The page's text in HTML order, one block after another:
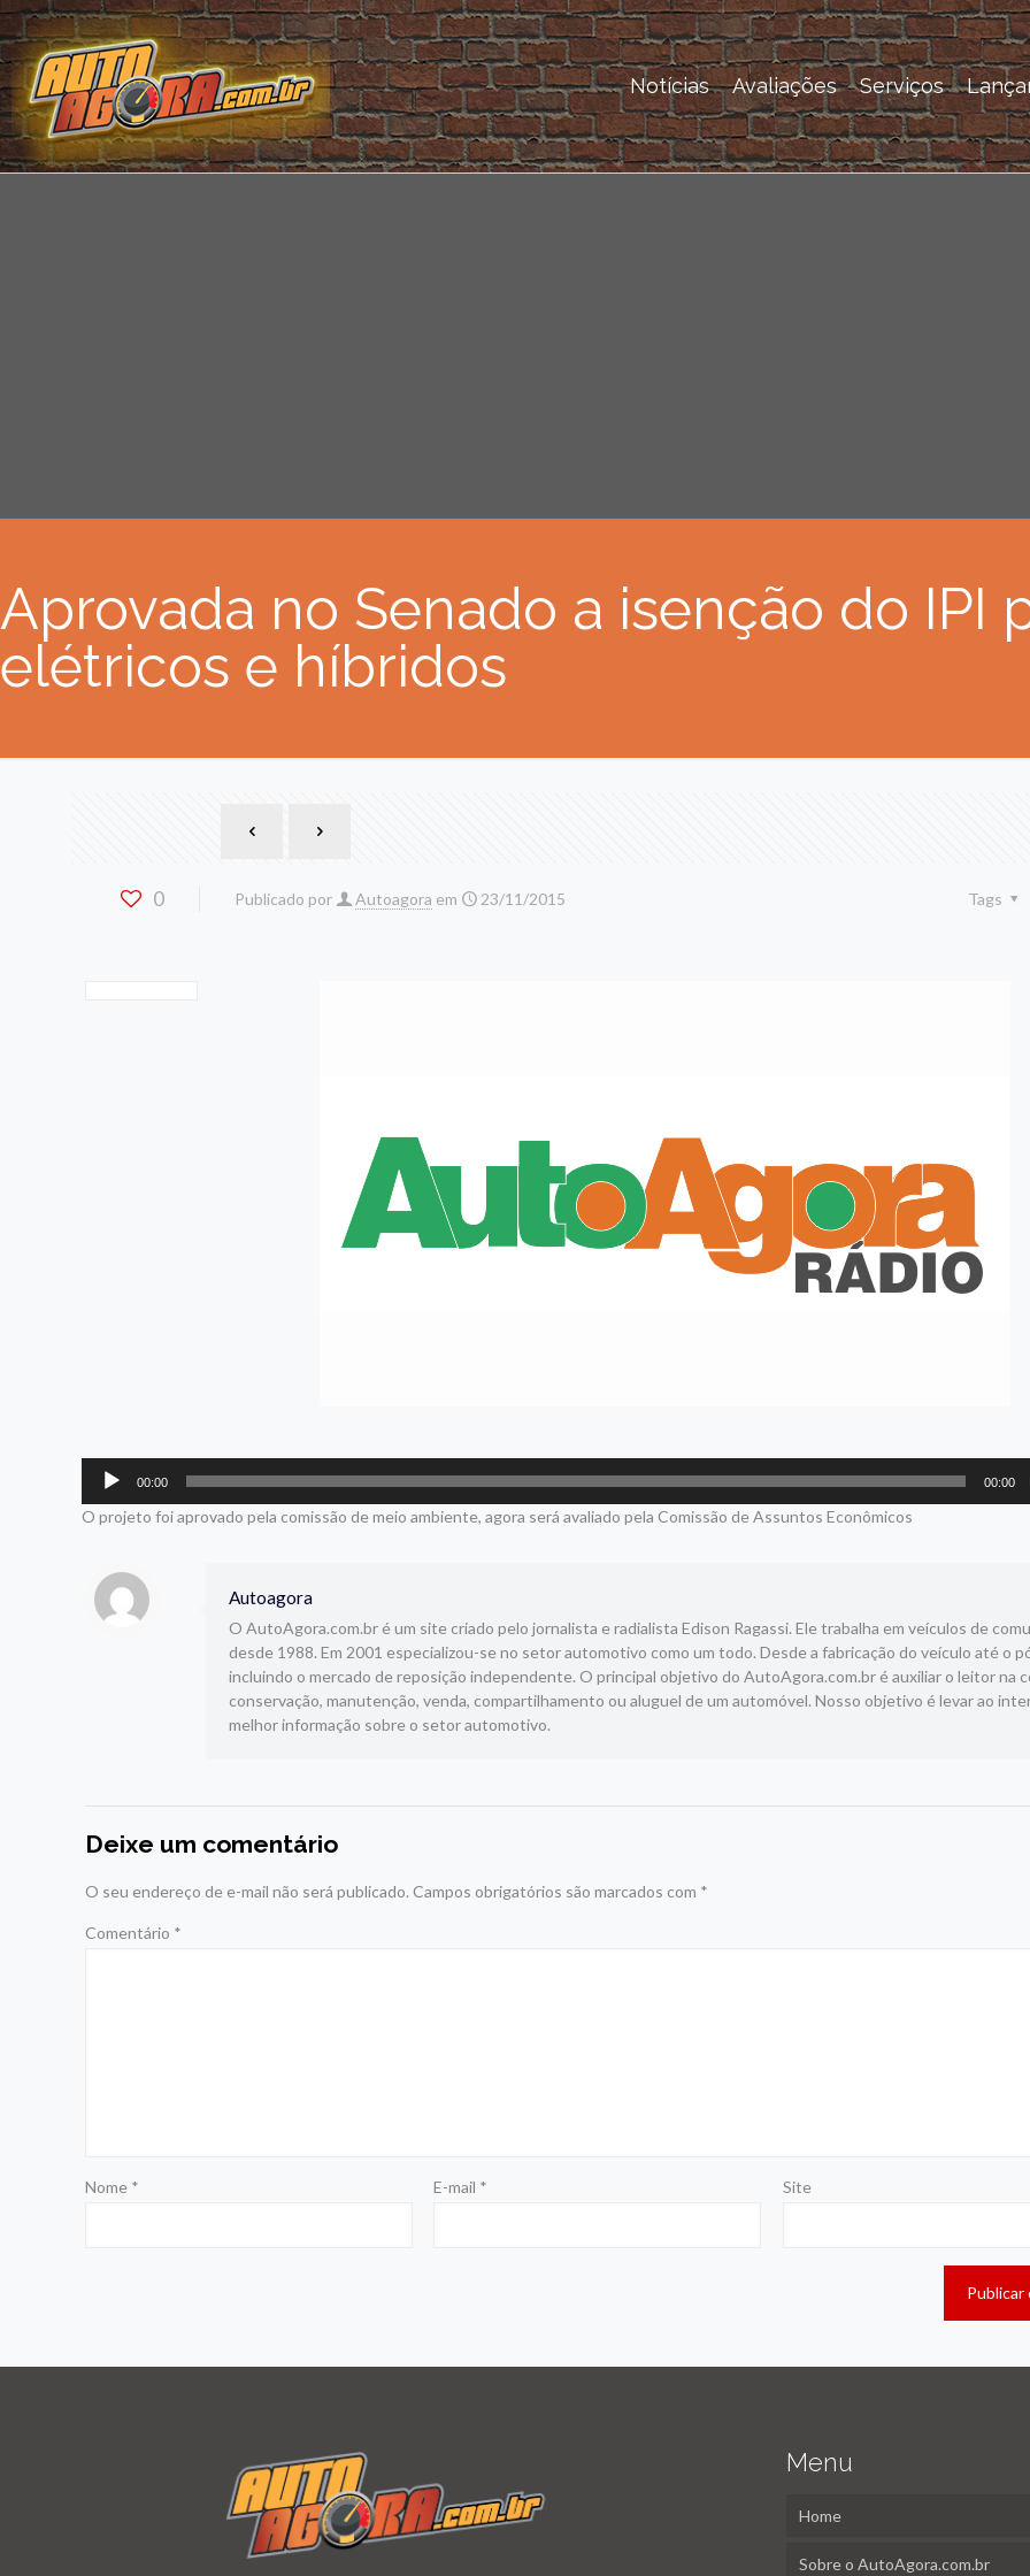
Notícias Avaliações Serviços
Aprovada no Senado a isenção do IPI
elétricos e híbridos
0 Publicado por Autoagora em 23/11/2015 Tags
Tocador
áudio
00:00 00:00
O projeto foi aprovado pela comissão de meio ambiente, agora será avaliado pela Comissão de Assuntos Econômicos
Autoagora
O AutoAgora.com.br é um site criado pelo jornalista e radialista Edison Ragassi. Ele trabalha em veículos de
desde 1988. Em 2001 especializou-se no setor automotivo como um todo. Desde a fabricação do veículo até o
incluindo o mercado de reposição independente. O principal objetivo do AutoAgora.com.br é auxiliar o leitor na
conservação, manutenção, venda, compartilhamento ou aluguel de um automóvel. Nosso objetivo é levar ao
melhor informação sobre o setor automotivo.
Deixe um comentário
O seu endereço de e-mail não será publicado. Campos obrigatórios são marcados com *
Comentário *
Nome * E-mail * Site
Menu
Home
Sobre o AutoAgora.com.br